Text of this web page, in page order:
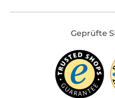
Geprüfte